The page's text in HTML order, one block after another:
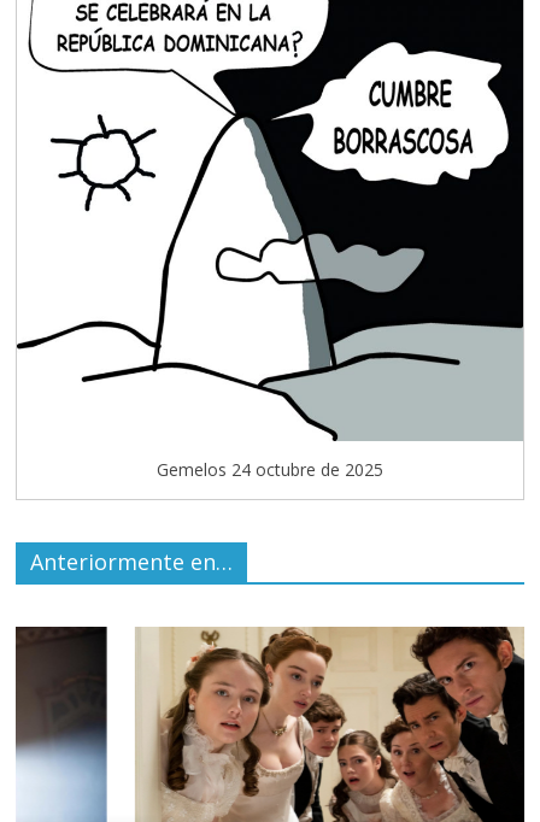
Gemelos 24 octubre de 2025
Anteriormente en…